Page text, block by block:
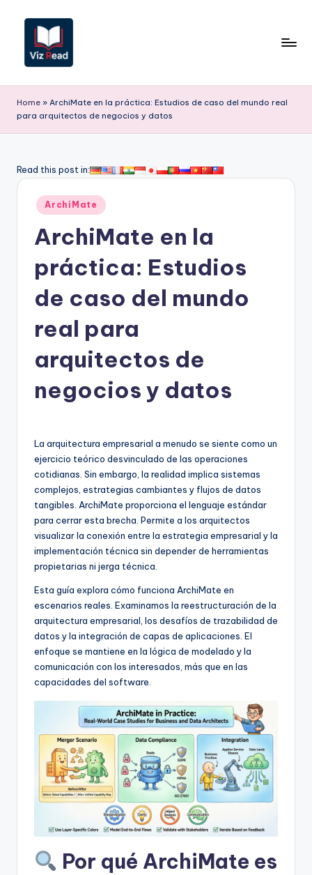
contenido
iz
R
a
ni
o
w
&
D
it
Home » ArchiMate en la práctica: Estudios de caso del mundo real
para arquitectos de negocios y datos
Read this post in:
Publicado
en
ArchiMate
ArchiMate en la
práctica: Estudios
de caso del mundo
real para
arquitectos de
negocios y datos
La arquitectura empresarial a menudo se siente como un
ejercicio teórico desvinculado de las operaciones
cotidianas. Sin embargo, la realidad implica sistemas
complejos, estrategias cambiantes y flujos de datos
tangibles. ArchiMate proporciona el lenguaje estándar
para cerrar esta brecha. Permite a los arquitectos
visualizar la conexión entre la estrategia empresarial y la
implementación técnica sin depender de herramientas
propietarias ni jerga técnica.
Esta guía explora cómo funciona ArchiMate en
escenarios reales. Examinamos la reestructuración de la
arquitectura empresarial, los desafíos de trazabilidad de
datos y la integración de capas de aplicaciones. El
enfoque se mantiene en la lógica de modelado y la
comunicación con los interesados, más que en las
capacidades del software.
Por qué ArchiMate es